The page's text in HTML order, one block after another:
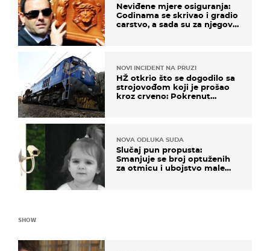
Neviđene mjere osiguranja:
Godinama se skrivao i gradio
carstvo, a sada su za njegovo
NOVI INCIDENT NA PRUZI
HŽ otkrio što se dogodilo sa
strojovođom koji je prošao
kroz crveno: Pokrenut
NOVA ODLUKA SUDA
Slučaj pun propusta:
Smanjuje se broj optuženih
za otmicu i ubojstvo male
SHOW